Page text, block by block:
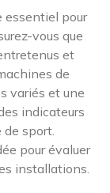
essentiel pour
vous que
et
de
variés et une
indicateurs
sport.
pour évaluer
installations.